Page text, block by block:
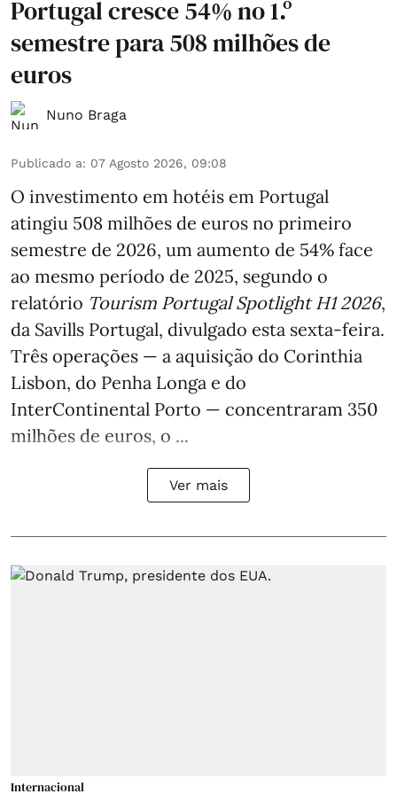
Portugal cresce 54% no 1.º
semestre para 508 milhões de
euros
Nuno Braga
Publicado a: 07 Agosto 2026, 09:08
O investimento em hotéis em Portugal
atingiu 508 milhões de euros no primeiro
semestre de 2026, um aumento de 54% face
ao mesmo período de 2025, segundo o
relatório Tourism Portugal Spotlight H1 2026,
da Savills Portugal, divulgado esta sexta-feira.
Três operações — a aquisição do Corinthia
Lisbon, do Penha Longa e do
InterContinental Porto — concentraram 350
milhões de euros, o ...
Ver mais
Internacional